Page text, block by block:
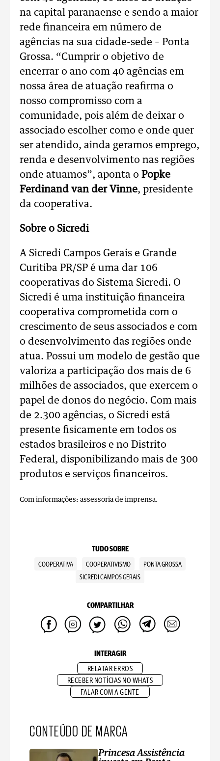
na capital paranaense e sendo a maior
rede financeira em número de
agências na sua cidade-sede – Ponta
Grossa. “Cumprir o objetivo de
encerrar o ano com 40 agências em
nossa área de atuação reafirma o
nosso compromisso com a
comunidade, pois além de deixar o
associado escolher como e onde quer
ser atendido, ainda geramos emprego,
renda e desenvolvimento nas regiões
onde atuamos”, aponta o Popke
Ferdinand van der Vinne, presidente
da cooperativa.
Sobre o Sicredi
A Sicredi Campos Gerais e Grande
Curitiba PR/SP é uma dar 106
cooperativas do Sistema Sicredi. O
Sicredi é uma instituição financeira
cooperativa comprometida com o
crescimento de seus associados e com
o desenvolvimento das regiões onde
atua. Possui um modelo de gestão que
valoriza a participação dos mais de 6
milhões de associados, que exercem o
papel de donos do negócio. Com mais
de 2.300 agências, o Sicredi está
presente fisicamente em todos os
estados brasileiros e no Distrito
Federal, disponibilizando mais de 300
produtos e serviços financeiros.
Com informações: assessoria de imprensa.
TUDO SOBRE
COOPERATIVA COOPERATIVISMO
PONTA GROSSA
SICREDI CAMPOS GERAIS
COMPARTILHAR
INTERAGIR
RELATAR ERROS
RECEBER NOTÍCIAS NO WHATS
FALAR COM A GENTE
CONTEÚDO DE MARCA
Princesa Assistência